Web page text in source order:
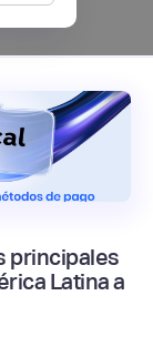
principales
Latina a